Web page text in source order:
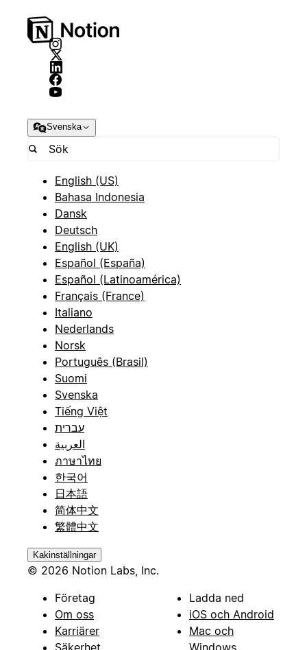
Svenska
English (US)
Bahasa Indonesia
Dansk
Deutsch
English (UK)
Español (España)
Español (Latinoamérica)
Français (France)
Italiano
Nederlands
Norsk
Português (Brasil)
Suomi
Svenska
Tiếng Việt
עברית
العربية
ภาษาไทย
한국어
日本語
简体中文
繁體中文
Kakinställningar
© 2026 Notion Labs, Inc.
Företag
Om oss
Karriärer
Säkerhet
Ladda ned
iOS och Android
Mac och
Windows